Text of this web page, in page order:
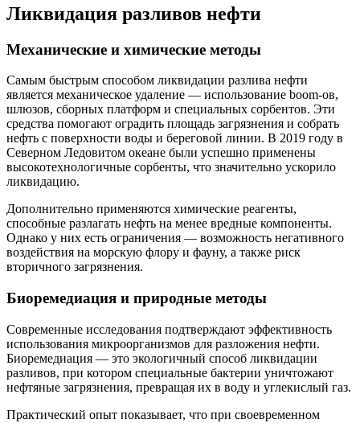
Ликвидация разливов нефти
Механические и химические методы
Самым быстрым способом ликвидации разлива нефти
является механическое удаление — использование boom-ов,
шлюзов, сборных платформ и специальных сорбентов. Эти
средства помогают оградить площадь загрязнения и собрать
нефть с поверхности воды и береговой линии. В 2019 году в
Северном Ледовитом океане были успешно применены
высокотехнологичные сорбенты, что значительно ускорило
ликвидацию.
Дополнительно применяются химические реагенты,
способные разлагать нефть на менее вредные компоненты.
Однако у них есть ограничения — возможность негативного
воздействия на морскую флору и фауну, а также риск
вторичного загрязнения.
Биоремедиация и природные методы
Современные исследования подтверждают эффективность
использования микроорганизмов для разложения нефти.
Биоремедиация — это экологичный способ ликвидации
разливов, при котором специальные бактерии уничтожают
нефтяные загрязнения, превращая их в воду и углекислый газ.
Практический опыт показывает, что при своевременном